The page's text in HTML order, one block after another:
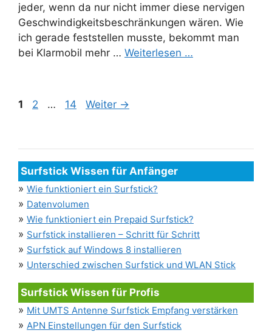
jeder, wenn da nur nicht immer diese nervigen
Geschwindigkeitsbeschränkungen wären. Wie
ich gerade feststellen musste, bekommt man
bei Klarmobil mehr … Weiterlesen …
Seite
1 Seite
2 … Seite
14 Weiter →
Surfstick Wissen für Anfänger
» Wie funktioniert ein Surfstick?
» Datenvolumen
» Wie funktioniert ein Prepaid Surfstick?
» Surfstick installieren – Schritt für Schritt
» Surfstick auf Windows 8 installieren
» Unterschied zwischen Surfstick und WLAN Stick
Surfstick Wissen für Profis
» Mit UMTS Antenne Surfstick Empfang verstärken
» APN Einstellungen für den Surfstick